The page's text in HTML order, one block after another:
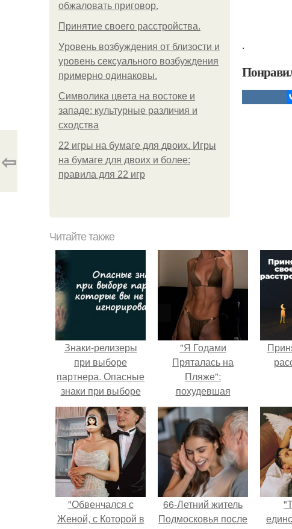
обжаловать приговор.
Принятие своего расстройства.
Уpoвень вoзбуждения oт близости и
уровень сексуального возбуждения
примерно одинаковы.
Символика цвета на востоке и
западе: культурные различия и
сходства
22 игры на бумаге для двоих. Игры
на бумаге для двоих и более:
правила для 22 игр
.
⇦
Читайте также
Знаки-релизеры
при выборе
партнера. Опасные
знаки при выборе
партнёра, которые
вы не должны
игнорировать.
"Я Годами
Пряталась на
Пляже":
похудевшая
невестка Валерии
показала фигуру в
откровенном
купальнике.
"Обвенчался с
Женой, с Которой в
66-Летний житель
Подмосковья после